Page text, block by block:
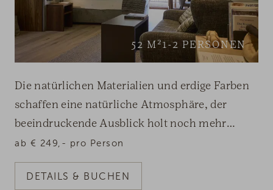
1-2 PERSONEN
52 M²
Die natürlichen Materialien und erdige Farben
schaffen eine natürliche Atmosphäre, der
beeindruckende Ausblick holt noch mehr
Naturraum in Ihr Refugium. Highlights wie eine
eigene Sauna am Nature Living-Balkon oder
eine Infrarotkabine im Zimmer sorgen für ganz
ab € 249,- pro Person
DETAILS & BUCHEN